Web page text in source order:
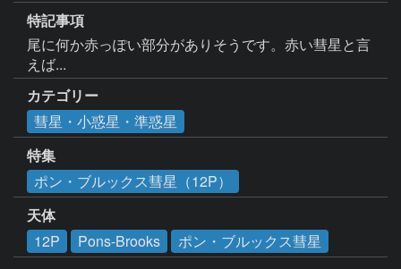
特記事項
尾に何か赤っぽい部分がありそうです。赤い彗星と言
えば...
カテゴリー
彗星・小惑星・準惑星
特集
ポン・ブルックス彗星（12P）
天体
12P
Pons-Brooks ポン・ブルックス彗星